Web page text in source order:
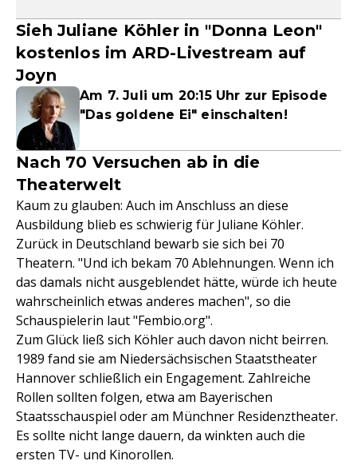
Sieh Juliane Köhler in "Donna Leon"
kostenlos im ARD-Livestream auf
Joyn
Am 7. Juli um 20:15 Uhr zur Episode
"Das goldene Ei" einschalten!
Nach 70 Versuchen ab in die
Theaterwelt
Kaum zu glauben: Auch im Anschluss an diese
Ausbildung blieb es schwierig für Juliane Köhler.
Zurück in Deutschland bewarb sie sich bei 70
Theatern. "Und ich bekam 70 Ablehnungen. Wenn ich
das damals nicht ausgeblendet hätte, würde ich heute
wahrscheinlich etwas anderes machen", so die
Schauspielerin laut "Fembio.org".
Zum Glück ließ sich Köhler auch davon nicht beirren.
1989 fand sie am Niedersächsischen Staatstheater
Hannover schließlich ein Engagement. Zahlreiche
Rollen sollten folgen, etwa am Bayerischen
Staatsschauspiel oder am Münchner Residenztheater.
Es sollte nicht lange dauern, da winkten auch die
ersten TV- und Kinorollen.